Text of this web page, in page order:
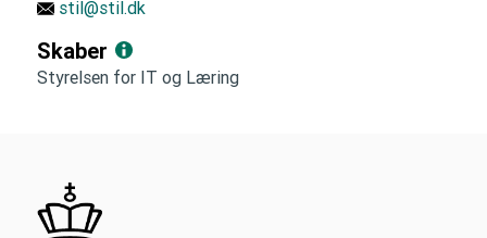
stil@stil.dk
Skaber
Styrelsen for IT og Læring